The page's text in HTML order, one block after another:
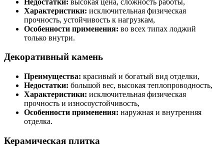
Характеристики: исключительная физическая
прочность, устойчивость к нагрузкам,
Особенности применения: во всех типах лоджий
только внутри.
Декоративный камень
Преимущества: красивый и богатый вид отделки,
Недостатки: большой вес, высокая теплопроводность,
Характеристики: исключительная физическая
прочность и износоустойчивость,
Особенности применения: наружная и внутренняя
отделка.
Керамическая плитка